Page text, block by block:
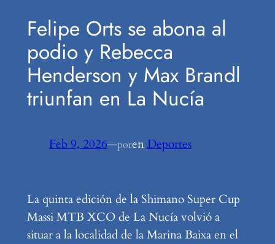
Felipe Orts se abona al
podio y Rebecca
Henderson y Max Brandl
triunfan en La Nucía
Feb 9, 2026—porenDeportes
La quinta edición de la Shimano Super Cup
Massi MTB XCO de La Nucía volvió a
situar a la localidad de la Marina Baixa en el